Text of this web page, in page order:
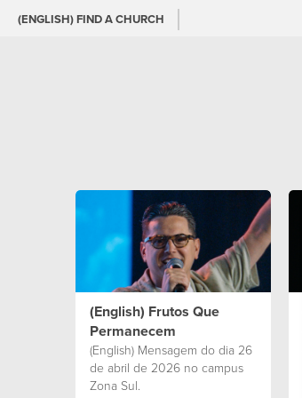
(ENGLISH) FIND A CHURCH
(English) Frutos Que
Permanecem
(English) Mensagem do dia 26
de abril de 2026 no campus
Zona Sul.